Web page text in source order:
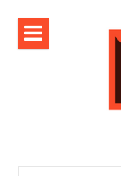
contenu